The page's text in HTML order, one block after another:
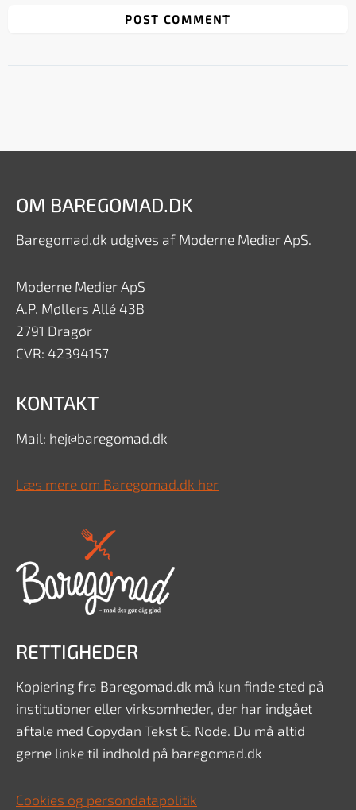
OM BAREGOMAD.DK
Baregomad.dk udgives af Moderne Medier ApS.
Moderne Medier ApS
A.P. Møllers Allé 43B
2791 Dragør
CVR: 42394157
KONTAKT
Mail: hej@baregomad.dk
Læs mere om Baregomad.dk her
RETTIGHEDER
Kopiering fra Baregomad.dk må kun finde sted på
institutioner eller virksomheder, der har indgået
aftale med Copydan Tekst & Node. Du må altid
gerne linke til indhold på baregomad.dk
Cookies og persondatapolitik